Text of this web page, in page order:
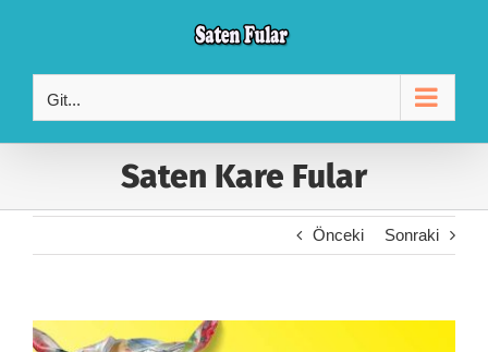
content
Git...
Saten Kare Fular
Önceki Sonraki